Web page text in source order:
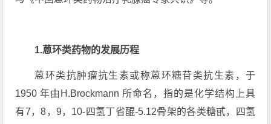
1.蒽环类药物的发展历程
蒽环类抗肿瘤抗生素或称蒽环糖苷类抗生素，于
1950 年由H.Brockmann 所命名，指的是化学结构上具
有7，8，9，10-四氢丁省醌-5.12骨架的各类糖甙，四氢